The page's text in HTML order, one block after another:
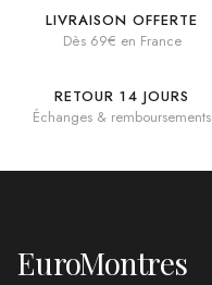
LIVRAISON OFFERTE
Dès 69€ en France
RETOUR 14 JOURS
Échanges & remboursements
EuroMontres